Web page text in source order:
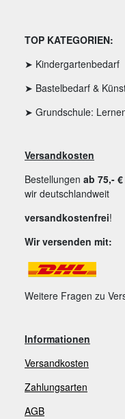
TOP KATEGORIEN:
➤ Kindergartenbedarf
➤ Bastelbedarf &
➤ Grundschule:
Versandkosten
Bestellungen ab 75,- €
wir deutschlandweit
versandkostenfrei!
Wir versenden mit:
Weitere Fragen zu
Informationen
Versandkosten
Zahlungsarten
AGB